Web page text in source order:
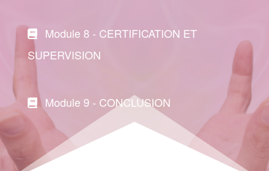
Module 8 - CERTIFICATION ET
SUPERVISION
Module 9 - CONCLUSION